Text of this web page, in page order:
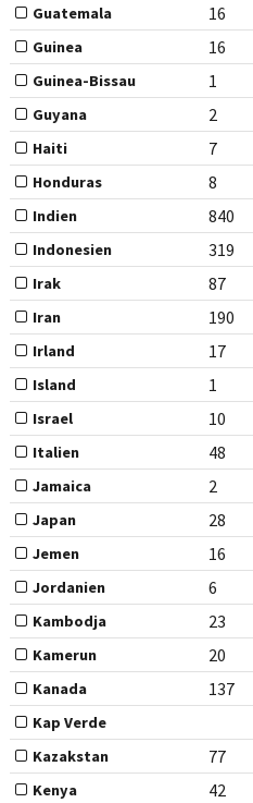
Guatemala
16
Guinea 16
Guinea-Bissau 1
Guyana 2
Haiti 7
Honduras 8
Indien 840
Indonesien 319
Irak 87
Iran 190
Irland 17
Island 1
Israel 10
Italien 48
Jamaica 2
Japan 28
Jemen 16
Jordanien 6
Kambodja 23
Kamerun 20
Kanada 137
Kap Verde
Kazakstan
77
Kenya 42